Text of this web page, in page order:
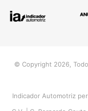
© Copyright 2026,
Indicador Automotriz